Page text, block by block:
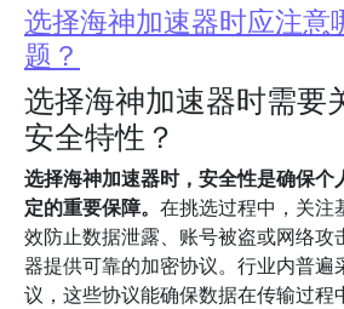
选择海神加速器时应注意
题？
选择海神加速器时需要
安全特性？
选择海神加速器时，安全性是确保个
定的重要保障。 在挑选过程中，关注
效防止数据泄露、账号被盗或网络攻
器提供可靠的加密协议。行业内普遍
议，这些协议能确保数据在传输过程